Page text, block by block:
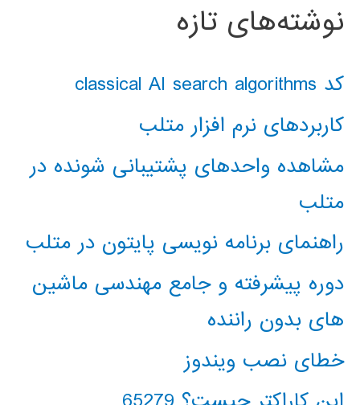
نوشته‌های تازه
کد classical AI search algorithms
کاربردهای نرم افزار متلب
مشاهده واحدهای پشتیبانی شونده در
متلب
راهنمای برنامه نویسی پایتون در متلب
دوره پیشرفته و جامع مهندسی ماشین
های بدون راننده
خطای نصب ویندوز